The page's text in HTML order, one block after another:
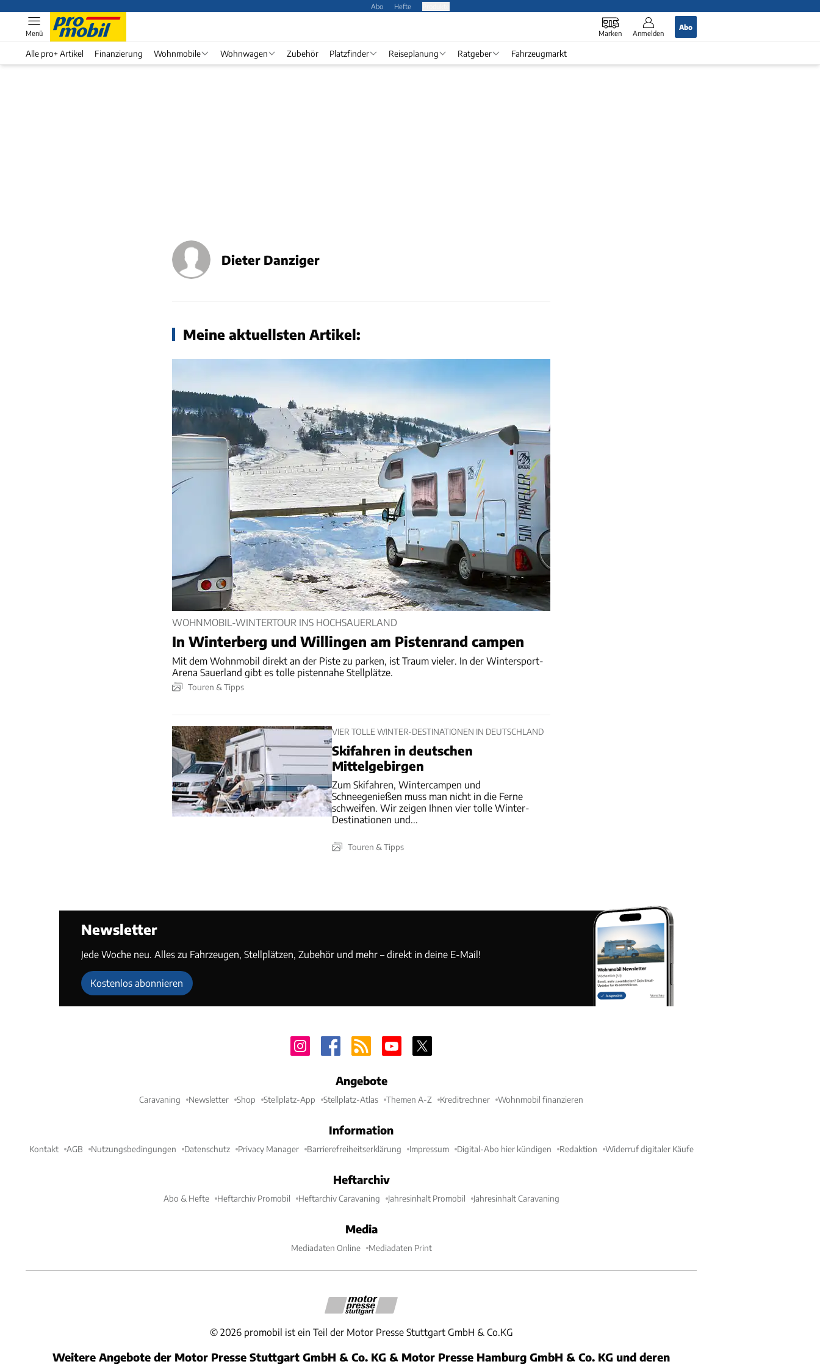
Abo Hefte
Marken Anmelden
Abo
Menü
Alle pro+ Artikel Finanzierung Wohnmobile Wohnwagen Zubehör Platzfinder Reiseplanung Ratgeber Fahrzeugmarkt
Dieter Danziger
Meine aktuellsten Artikel:
WOHNMOBIL-WINTERTOUR INS HOCHSAUERLAND
In Winterberg und Willingen am Pistenrand campen
Mit dem Wohnmobil direkt an der Piste zu parken, ist Traum vieler. In der Wintersport-
Arena Sauerland gibt es tolle pistennahe Stellplätze.
Touren & Tipps
VIER TOLLE WINTER-DESTINATIONEN IN DEUTSCHLAND
Skifahren in deutschen
Mittelgebirgen
Zum Skifahren, Wintercampen und
Schneegenießen muss man nicht in die Ferne
schweifen. Wir zeigen Ihnen vier tolle Winter-
Destinationen und...
Touren & Tipps
Newsletter
Jede Woche neu. Alles zu Fahrzeugen, Stellplätzen, Zubehör und mehr – direkt in deine E-Mail!
Kostenlos abonnieren
Angebote
Caravaning Newsletter Shop Stellplatz-App Stellplatz-Atlas Themen A-Z Kreditrechner Wohnmobil finanzieren
Information
Kontakt AGB Nutzungsbedingungen Datenschutz Privacy Manager Barrierefreiheitserklärung Impressum Digital-Abo hier kündigen Redaktion Widerruf digitaler Käufe
Heftarchiv
Abo & Hefte Heftarchiv Promobil Heftarchiv Caravaning Jahresinhalt Promobil Jahresinhalt Caravaning
Media
Mediadaten Online Mediadaten Print
© 2026 promobil ist ein Teil der Motor Presse Stuttgart GmbH & Co.KG
Weitere Angebote der Motor Presse Stuttgart GmbH & Co. KG & Motor Presse Hamburg GmbH & Co. KG und deren